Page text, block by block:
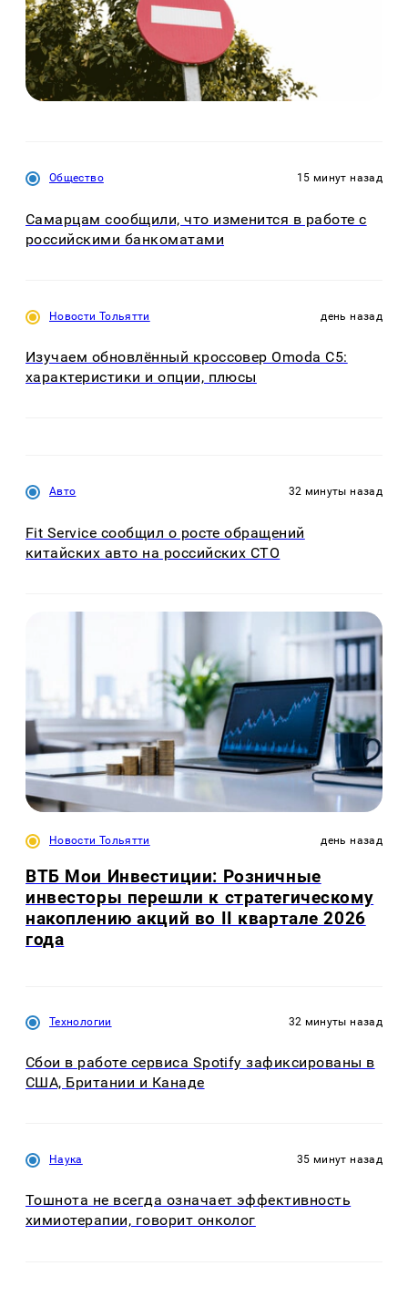
Общество 15 минут назад
Самарцам сообщили, что изменится в работе с
российскими банкоматами
Новости Тольятти день назад
Изучаем обновлённый кроссовер Omoda C5:
характеристики и опции, плюсы
Авто 32 минуты назад
Fit Service сообщил о росте обращений
китайских авто на российских СТО
Новости Тольятти день назад
ВТБ Мои Инвестиции: Розничные
инвесторы перешли к стратегическому
накоплению акций во II квартале 2026
года
Технологии 32 минуты назад
Сбои в работе сервиса Spotify зафиксированы в
США, Британии и Канаде
Наука 35 минут назад
Тошнота не всегда означает эффективность
химиотерапии, говорит онколог